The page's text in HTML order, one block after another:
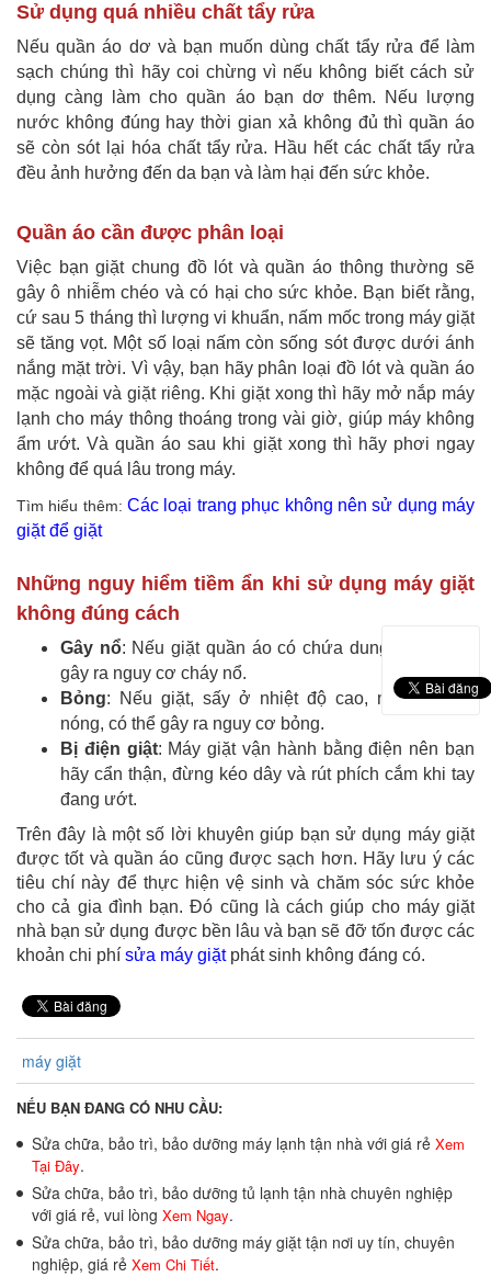
Sử dụng quá nhiều chất tẩy rửa
Nếu quần áo dơ và bạn muốn dùng chất tẩy rửa để làm
sạch chúng thì hãy coi chừng vì nếu không biết cách sử
dụng càng làm cho quần áo bạn dơ thêm. Nếu lượng
nước không đúng hay thời gian xả không đủ thì quần áo
sẽ còn sót lại hóa chất tẩy rửa. Hầu hết các chất tẩy rửa
đều ảnh hưởng đến da bạn và làm hại đến sức khỏe.
Quần áo cần được phân loại
Việc bạn giặt chung đồ lót và quần áo thông thường sẽ
gây ô nhiễm chéo và có hại cho sức khỏe. Bạn biết rằng,
cứ sau 5 tháng thì lượng vi khuẩn, nấm mốc trong máy giặt
sẽ tăng vọt. Một số loại nấm còn sống sót được dưới ánh
nắng mặt trời. Vì vậy, bạn hãy phân loại đồ lót và quần áo
mặc ngoài và giặt riêng. Khi giặt xong thì hãy mở nắp máy
lạnh cho máy thông thoáng trong vài giờ, giúp máy không
ẩm ướt. Và quần áo sau khi giặt xong thì hãy phơi ngay
không để quá lâu trong máy.
Tìm hiểu thêm: Các loại trang phục không nên sử dụng máy
giặt để giặt
Những nguy hiểm tiềm ẩn khi sử dụng máy giặt
không đúng cách
Gây nổ: Nếu giặt quần áo có chứa dung môi sẽ dễ
gây ra nguy cơ cháy nổ.
Bỏng: Nếu giặt, sấy ở nhiệt độ cao, máy giặt sẽ
nóng, có thể gây ra nguy cơ bỏng.
Bị điện giật: Máy giặt vận hành bằng điện nên bạn
hãy cẩn thận, đừng kéo dây và rút phích cắm khi tay
đang ướt.
Trên đây là một số lời khuyên giúp bạn sử dụng máy giặt
được tốt và quần áo cũng được sạch hơn. Hãy lưu ý các
tiêu chí này để thực hiện vệ sinh và chăm sóc sức khỏe
cho cả gia đình bạn. Đó cũng là cách giúp cho máy giặt
nhà bạn sử dụng được bền lâu và bạn sẽ đỡ tốn được các
khoản chi phí sửa máy giặtphát sinh không đáng có.
máy giặt
NẾU BẠN ĐANG CÓ NHU CẦU:
Sửa chữa, bảo trì, bảo dưỡng máy lạnh tận nhà với giá rẻ Xem
Tại Đây.
Sửa chữa, bảo trì, bảo dưỡng tủ lạnh tận nhà chuyên nghiệp
với giá rẻ, vui lòng Xem Ngay.
Sửa chữa, bảo trì, bảo dưỡng máy giặt tận nơi uy tín, chuyên
nghiệp, giá rẻ Xem Chi Tiết.